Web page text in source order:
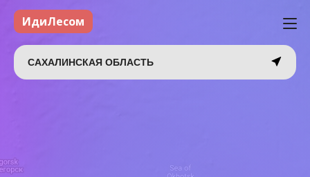
ИдиЛесом
САХАЛИНСКАЯ ОБЛАСТЬ